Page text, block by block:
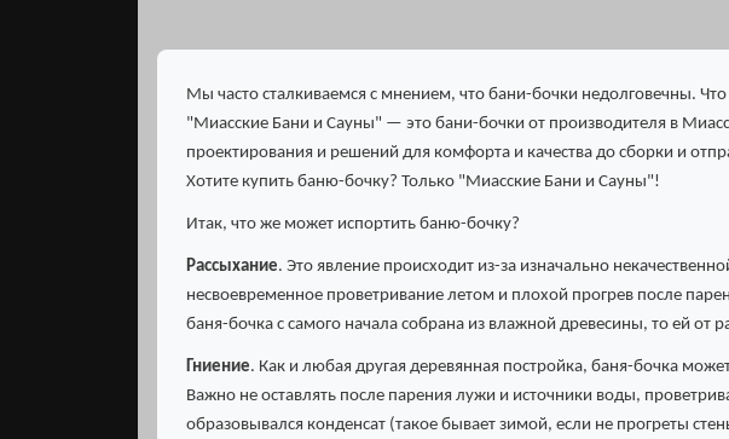
Мы часто сталкиваемся с мнением, что бани-бочки недолговечны.
"Миасские Бани и Сауны" — это бани-бочки от производителя в
проектирования и решений для комфорта и качества до сборки и
Хотите купить баню-бочку? Только "Миасские Бани и Сауны"!
Итак, что же может испортить баню-бочку?
Рассыхание. Это явление происходит из-за изначально
несвоевременное проветривание летом и плохой прогрев после
баня-бочка с самого начала собрана из влажной древесины, то ей от
Гниение. Как и любая другая деревянная постройка, баня-бочка
Важно не оставлять после парения лужи и источники воды,
образовывался конденсат (такое бывает зимой, если не прогреты